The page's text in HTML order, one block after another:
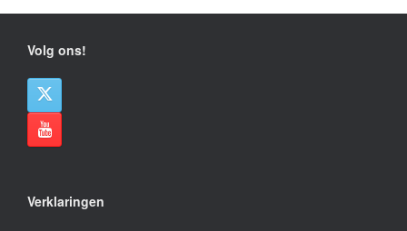
Volg ons!
Verklaringen